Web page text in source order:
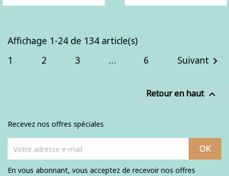
Affichage 1-24 de 134 article(s)
1
2 3 … 6 Suivant 
Retour en haut 
Recevez nos offres spéciales
En vous abonnant, vous acceptez de recevoir nos offres